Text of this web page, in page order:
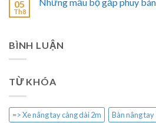
05
Th8
BÌNH LUẬN
TỪ KHÓA
=> Xe nâng tay càng dài 2m Bàn nâng